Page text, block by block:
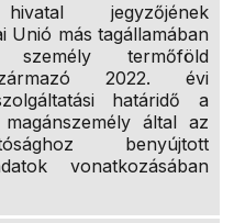
jegyzőjének
Unió más tagállamában
személy termőföld
2022. évi
határidő a
által az
benyújtott
vonatkozásában